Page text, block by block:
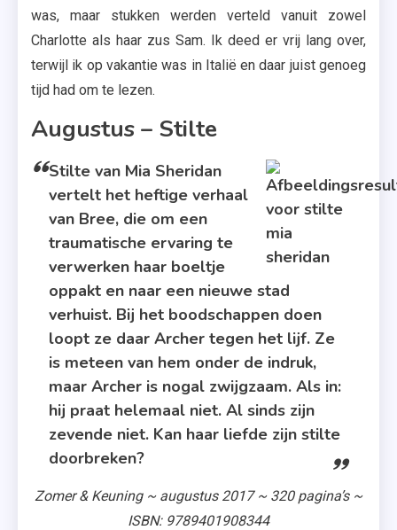
was, maar stukken werden verteld vanuit zowel
Charlotte als haar zus Sam. Ik deed er vrij lang over,
terwijl ik op vakantie was in Italië en daar juist genoeg
tijd had om te lezen.
Augustus – Stilte
Stilte van Mia Sheridan
vertelt het heftige verhaal
van Bree, die om een
traumatische ervaring te
verwerken haar boeltje
oppakt en naar een nieuwe stad
verhuist. Bij het boodschappen doen
loopt ze daar Archer tegen het lijf. Ze
is meteen van hem onder de indruk,
maar Archer is nogal zwijgzaam. Als in:
hij praat helemaal niet. Al sinds zijn
zevende niet. Kan haar liefde zijn stilte
doorbreken?
Zomer & Keuning ~ augustus 2017 ~ 320 pagina’s ~
ISBN: 9789401908344